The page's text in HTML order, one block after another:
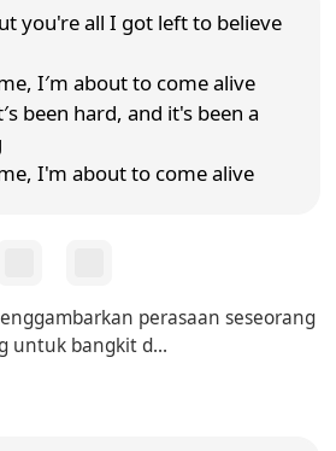
you're all I got left to believe
I′m about to come alive
been hard, and it's been a
I'm about to come alive
perasaan seseorang
untuk bangkit d...